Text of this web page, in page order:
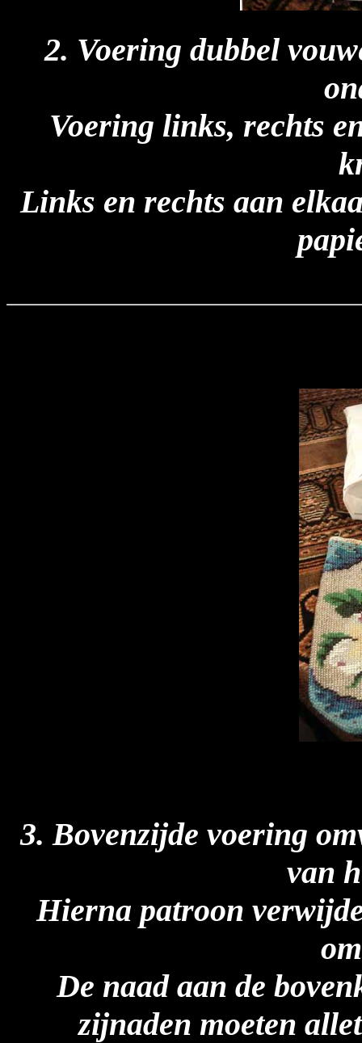
2. Voering dubbel
Voering links, rechts
Links en rechts aan
3. Bovenzijde voering
van
Hierna patroon
De naad aan de
zijnaden moeten